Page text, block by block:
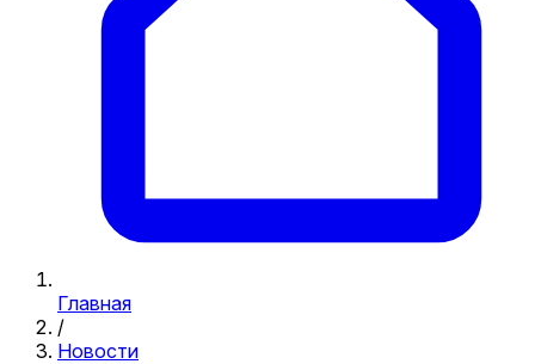
Главная
/
Новости